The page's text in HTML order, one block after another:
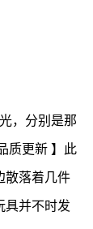
，分别是那
质更新 】此
散落着几件
具并不时发